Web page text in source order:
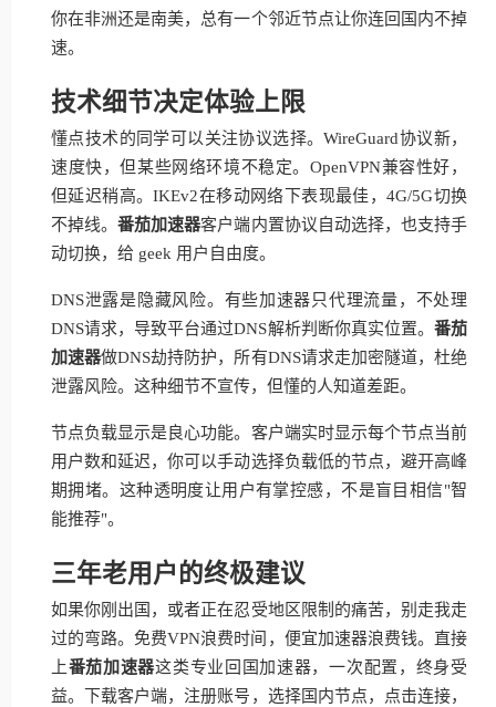
你在非洲还是南美，总有一个邻近节点让你连回国内不掉
速。
技术细节决定体验上限
懂点技术的同学可以关注协议选择。WireGuard协议新，
速度快，但某些网络环境不稳定。OpenVPN兼容性好，
但延迟稍高。IKEv2在移动网络下表现最佳，4G/5G切换
不掉线。番茄加速器客户端内置协议自动选择，也支持手
动切换，给 geek 用户自由度。
DNS泄露是隐藏风险。有些加速器只代理流量，不处理
DNS请求，导致平台通过DNS解析判断你真实位置。 番茄
加速器做DNS劫持防护，所有DNS请求走加密隧道，杜绝
泄露风险。这种细节不宣传，但懂的人知道差距。
节点负载显示是良心功能。客户端实时显示每个节点当前
用户数和延迟，你可以手动选择负载低的节点，避开高峰
期拥堵。这种透明度让用户有掌控感，不是盲目相信"智
能推荐"。
三年老用户的终极建议
如果你刚出国，或者正在忍受地区限制的痛苦，别走我走
过的弯路。免费VPN浪费时间，便宜加速器浪费钱。直接
上番茄加速器这类专业回国加速器，一次配置，终身受
益。下载客户端，注册账号，选择国内节点，点击连接，